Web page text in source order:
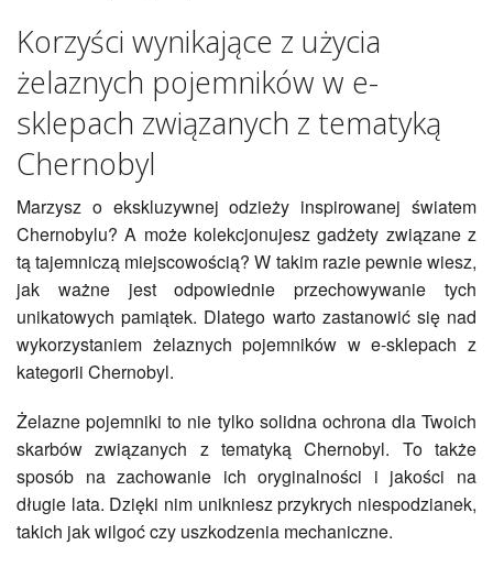
Korzyści wynikające z użycia
żelaznych pojemników w e-
sklepach związanych z tematyką
Chernobyl
Marzysz o ekskluzywnej odzieży inspirowanej światem
Chernobylu? A może kolekcjonujesz gadżety związane z
tą tajemniczą miejscowością? W takim razie pewnie wiesz,
jak ważne jest odpowiednie przechowywanie tych
unikatowych pamiątek. Dlatego warto zastanowić się nad
wykorzystaniem żelaznych pojemników w e-sklepach z
kategorii Chernobyl.
Żelazne pojemniki to nie tylko solidna ochrona dla Twoich
skarbów związanych z tematyką Chernobyl. To także
sposób na zachowanie ich oryginalności i jakości na
długie lata. Dzięki nim unikniesz przykrych niespodzianek,
takich jak wilgoć czy uszkodzenia mechaniczne.